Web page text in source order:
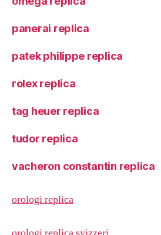
panerai replica
patek philippe replica
rolex replica
tag heuer replica
tudor replica
vacheron constantin replica
orologi replica